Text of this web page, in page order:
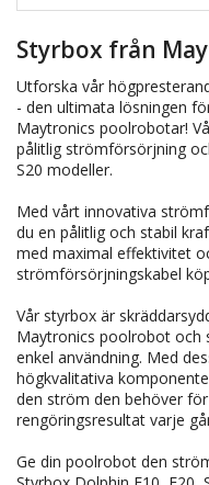
Styrbox från
Utforska vår
- den ultimata lösningen
Maytronics poolrobotar!
pålitlig strömförsörjning
S20 modeller.
Med vårt innovativa
du en pålitlig och stabil
med maximal effektivitet
strömförsörjningskabel
Vår styrbox är
Maytronics poolrobot och
enkel användning. Med
högkvalitativa
den ström den behöver
rengöringsresultat varje
Ge din poolrobot den